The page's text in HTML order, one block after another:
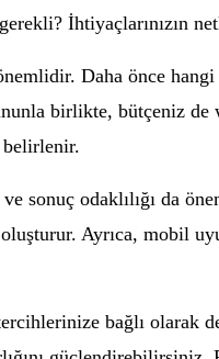
İhtiyaçlarınızın
Daha önce
birlikte, bütçeniz de
belirlenir.
sonuç odaklılığı da
Ayrıca, mobil
bağlı